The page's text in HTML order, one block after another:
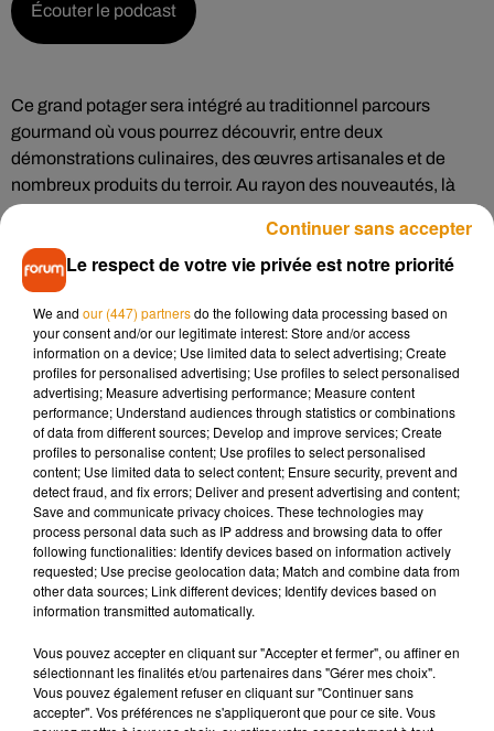
Écouter le podcast
Ce grand potager sera intégré au traditionnel parcours
gourmand où vous pourrez découvrir, entre deux
démonstrations culinaires, des œuvres artisanales et de
nombreux produits du terroir. Au rayon des nouveautés, là
aussi, les participants devraient être conquis. Certaines
d’entre elles ont d’ailleurs déjà démarré :
Écouter le podcast
Autre nouveauté attendue, le brunch le dimanche 22
septembre de 11h à 14h qui sera réalisé par le chef Maxime
Dupiot qui officie à Oradour-sur-Glane. Si vous souhaitez y
participer, pensez à réserver votre place sur le site
toquesetporcelaine.limoges.fr. Enfin, sachez que les
organisateurs sont à la recherche d’amateurs de cuisine pour
réaliser une battle le samedi après-midi lors d’un concours
de pâtisserie. Pour cela, vous devez impérativement envoyer
partie des trois candidats choisis. 30 000 personnes sont
encore attendues cette année. Plus d’infos sur le site de
l’événement.
Le respect de votre vie privée est notre priorité
We and our (447) partnersdo the following data processing based on
your consent and/or our legitimate interest: Store and/or access
information on a device; Use limited data to select advertising; Create
profiles for personalised advertising; Use profiles to select personalised
advertising; Measure advertising performance; Measure content
performance; Understand audiences through statistics or combinations
of data from different sources; Develop and improve services; Create
profiles to personalise content; Use profiles to select personalised
content; Use limited data to select content; Ensure security, prevent and
detect fraud, and fix errors; Deliver and present advertising and content;
Save and communicate privacy choices. These technologies may
process personal data such as IP address and browsing data to offer
following functionalities: Identify devices based on information actively
requested; Use precise geolocation data; Match and combine data from
other data sources; Link different devices; Identify devices based on
information transmitted automatically.
Vous pouvez accepter en cliquant sur "Accepter et fermer", ou affiner en
sélectionnant les finalités et/ou partenaires dans "Gérer mes choix".
Vous pouvez également refuser en cliquant sur "Continuer sans
accepter". Vos préférences ne s'appliqueront que pour ce site. Vous
Continuer sans accepter